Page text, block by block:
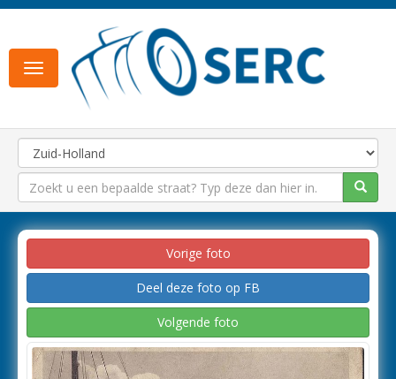
Toggle
navigation
Vorige foto
Deel deze foto op FB
Volgende foto